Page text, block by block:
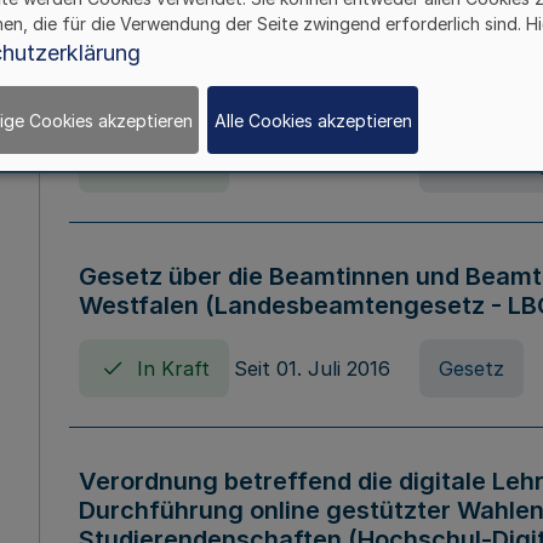
Verordnung über die
Nordrhein-Westfalen
Gesetz über die Beamtinnen und
Westfalen (Landesbeamtengesetz -
In Kraft Seit 01. Juli 2016 Gesetz
Verordnung betreffend die digitale
Durchführung online gestützter
die für die Verwendung der Seite zwingend erforderlich sind.
Cookies akzeptieren Alle Cookies akzeptieren